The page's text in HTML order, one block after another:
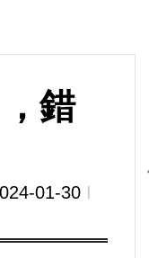
錯
01-30 Ι